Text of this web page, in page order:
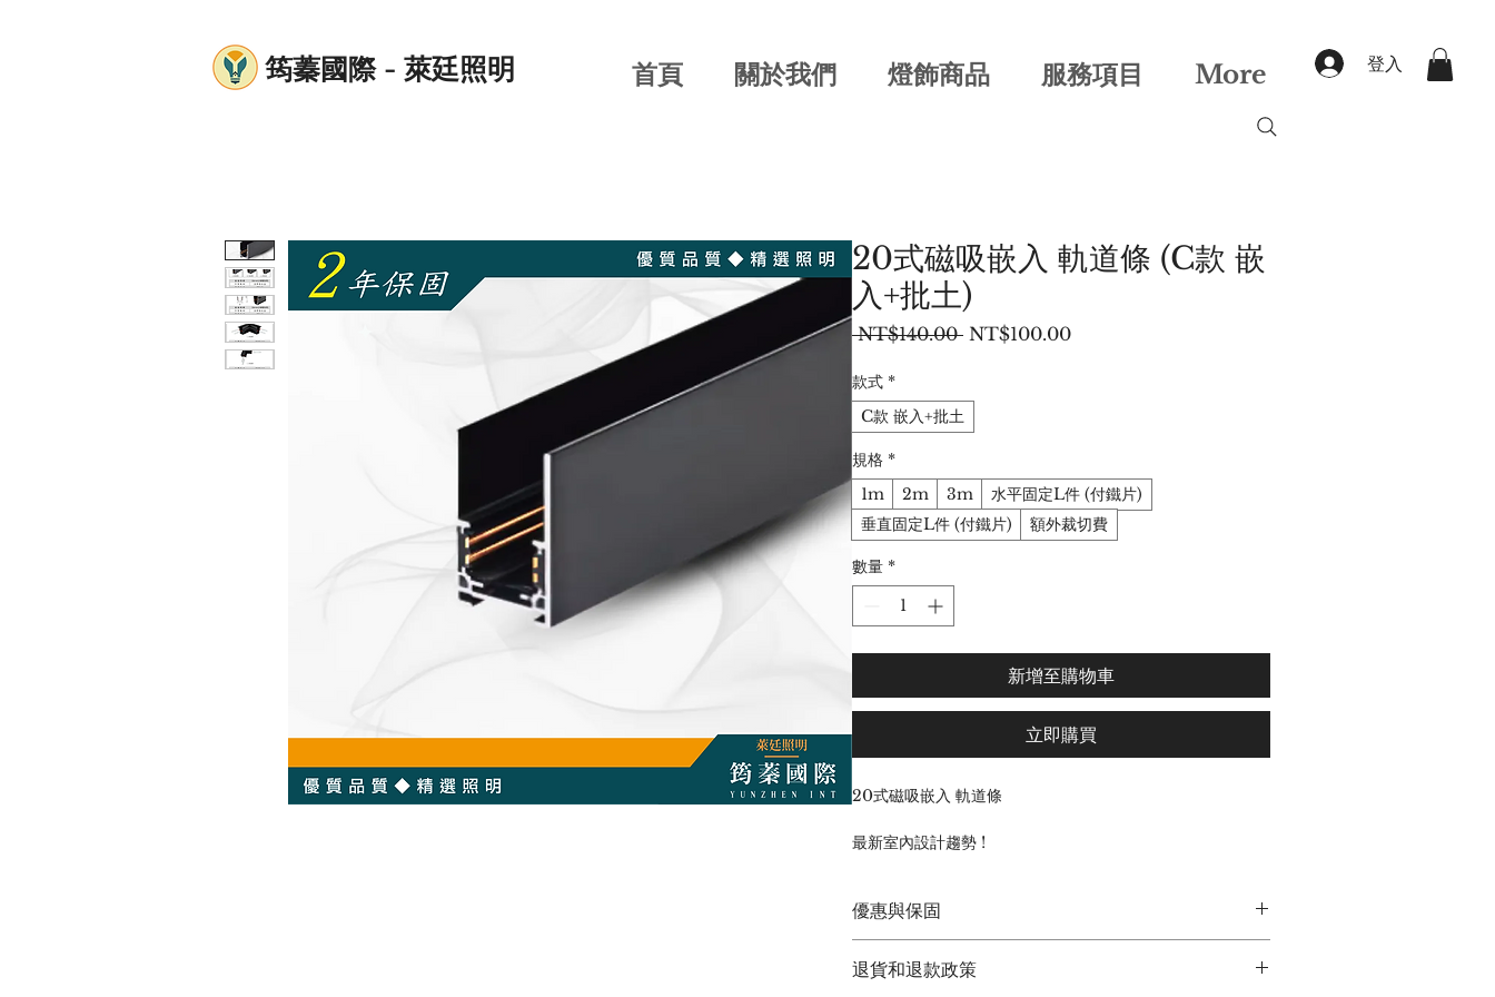
筠蓁國際 - 萊廷照明 首頁 關於我們 燈飾商品 服務項目 More 登入
20式磁吸嵌入 軌道條 (C款 嵌
入+批土)
NT$140.00 一
格
NT$100.00促
款式 *
C款 嵌入+批土
規格 *
1m
2m 3m
水平固定L件 (付鐵片)
垂直固定L件 (付鐵片)
額外裁切費
數量 *
新增至購物車
立即購買
20式磁吸嵌入 軌道條
最新室內設計趨勢 !
高顯色投射款，空間的完美夥伴 !
搭配智能APP調光，設置最屬於您的情境體驗!
開槽：30mm (以現場為準)
優惠與保固
◆  現貨供應  ◆
退貨和退款政策